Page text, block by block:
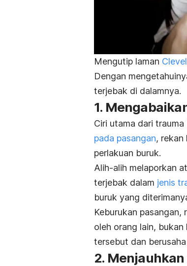
Mengutip laman
Dengan
terjebak di dalamnya.
1.
Ciri utama dari trauma
pada pasangan, rekan
perlakuan buruk.
Alih-alih melaporkan
terjebak dalam jenis
buruk yang
Keburukan pasangan,
oleh orang lain,
tersebut dan
2.